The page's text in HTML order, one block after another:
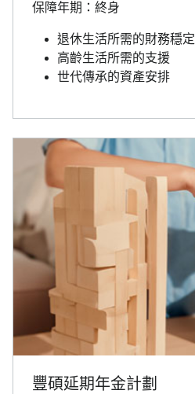
保障年期：終身
退休生活所需的財務穩定
高齡生活所需的支援
世代傳承的資產安排
豐碩延期年金計劃